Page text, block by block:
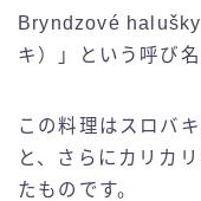
Bryndzové halušky
キ）」という呼び
この料理はスロバ
と、さらにカリカ
たものです。